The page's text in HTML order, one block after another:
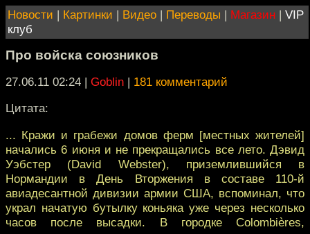
Новости | Картинки | Видео | Переводы | Магазин | VIP
клуб
Про войска союзников
27.06.11 02:24 | Goblin | 181 комментарий
Цитата:
... Кражи и грабежи домов ферм [местных жителей]
начались 6 июня и не прекращались все лето. Дэвид
Уэбстер (David Webster), приземлившийся в
Нормандии в День Вторжения в составе 110-й
авиадесантной дивизии армии США, вспоминал, что
украл начатую бутылку коньяка уже через несколько
часов после высадки. В городке Colombières,